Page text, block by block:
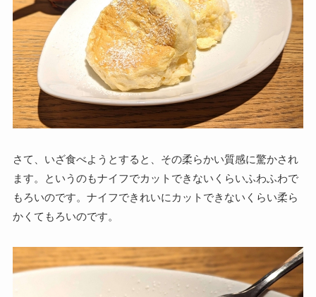
さて、いざ食べようとすると、その柔らかい質感に驚かされ
ます。というのもナイフでカットできないくらいふわふわで
もろいのです。ナイフできれいにカットできないくらい柔ら
かくてもろいのです。